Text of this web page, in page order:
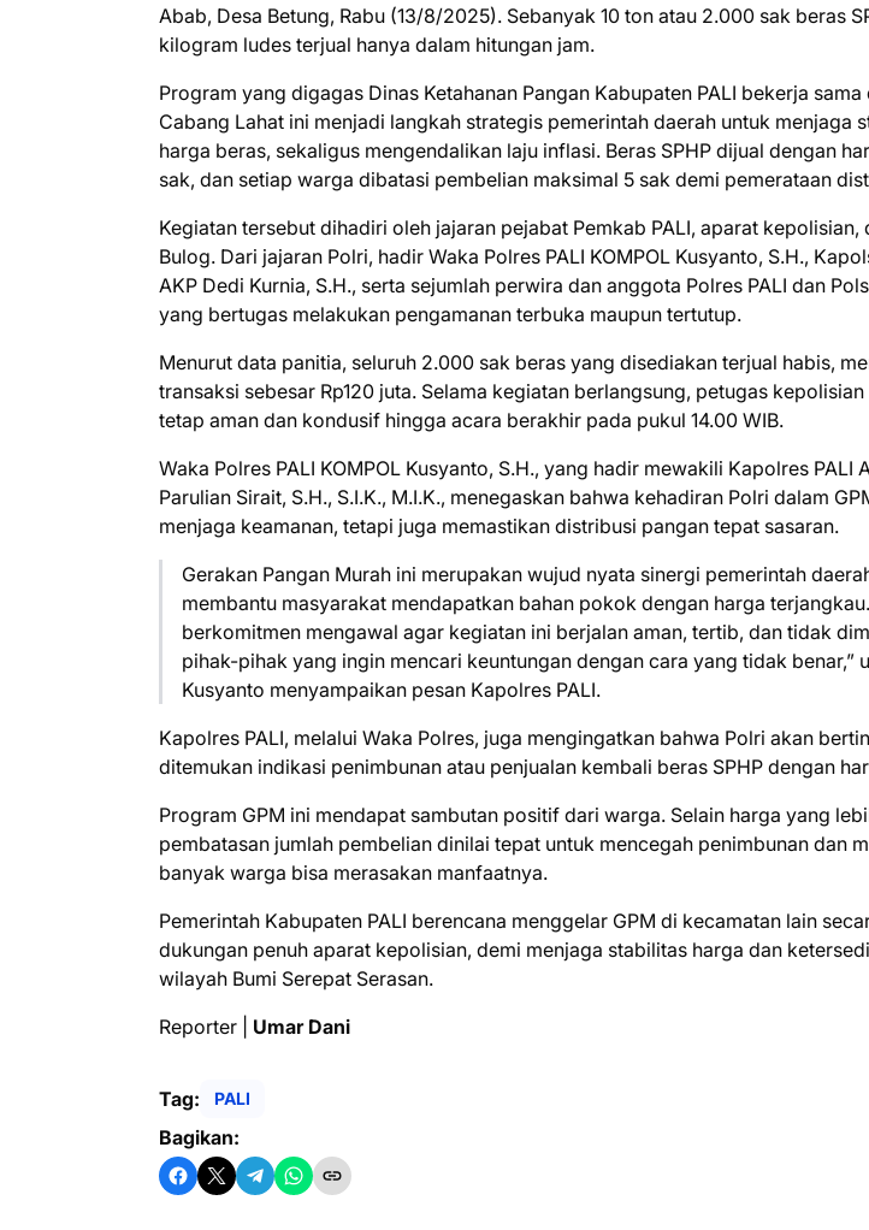
Abab, Desa Betung, Rabu (13/8/2025). Sebanyak 10 ton atau 2.000 sak beras
kilogram ludes terjual hanya dalam hitungan jam.
Program yang digagas Dinas Ketahanan Pangan Kabupaten PALI bekerja
Cabang Lahat ini menjadi langkah strategis pemerintah daerah untuk menjaga
harga beras, sekaligus mengendalikan laju inflasi. Beras SPHP dijual dengan
sak, dan setiap warga dibatasi pembelian maksimal 5 sak demi pemerataan
Kegiatan tersebut dihadiri oleh jajaran pejabat Pemkab PALI, aparat kepolisian,
Bulog. Dari jajaran Polri, hadir Waka Polres PALI KOMPOL Kusyanto, S.H.,
AKP Dedi Kurnia, S.H., serta sejumlah perwira dan anggota Polres PALI dan
yang bertugas melakukan pengamanan terbuka maupun tertutup.
Menurut data panitia, seluruh 2.000 sak beras yang disediakan terjual habis,
transaksi sebesar Rp120 juta. Selama kegiatan berlangsung, petugas
tetap aman dan kondusif hingga acara berakhir pada pukul 14.00 WIB.
Waka Polres PALI KOMPOL Kusyanto, S.H., yang hadir mewakili Kapolres PALI
Parulian Sirait, S.H., S.I.K., M.I.K., menegaskan bahwa kehadiran Polri dalam
menjaga keamanan, tetapi juga memastikan distribusi pangan tepat sasaran.
Gerakan Pangan Murah ini merupakan wujud nyata sinergi pemerintah
membantu masyarakat mendapatkan bahan pokok dengan harga
berkomitmen mengawal agar kegiatan ini berjalan aman, tertib, dan tidak
pihak-pihak yang ingin mencari keuntungan dengan cara yang tidak benar,”
Kusyanto menyampaikan pesan Kapolres PALI.
Kapolres PALI, melalui Waka Polres, juga mengingatkan bahwa Polri akan
ditemukan indikasi penimbunan atau penjualan kembali beras SPHP dengan
Program GPM ini mendapat sambutan positif dari warga. Selain harga yang
pembatasan jumlah pembelian dinilai tepat untuk mencegah penimbunan dan
banyak warga bisa merasakan manfaatnya.
Pemerintah Kabupaten PALI berencana menggelar GPM di kecamatan lain
dukungan penuh aparat kepolisian, demi menjaga stabilitas harga dan
wilayah Bumi Serepat Serasan.
Reporter | Umar Dani
Tag: PALI
Bagikan: